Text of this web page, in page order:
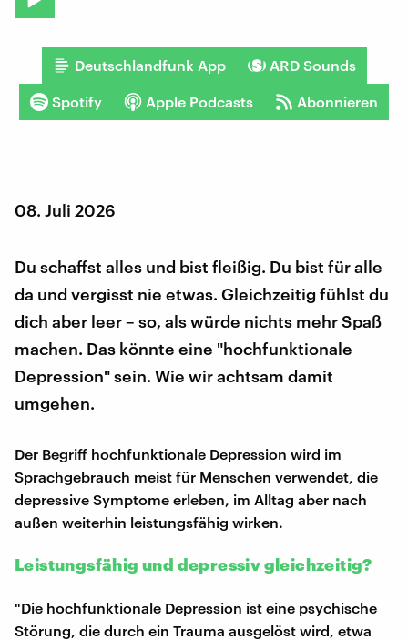
Deutschlandfunk App ARD Sounds
Spotify Apple Podcasts Abonnieren
08. Juli 2026
Du schaffst alles und bist fleißig. Du bist für alle
da und vergisst nie etwas. Gleichzeitig fühlst du
dich aber leer – so, als würde nichts mehr Spaß
machen. Das könnte eine "hochfunktionale
Depression" sein. Wie wir achtsam damit
umgehen.
Der Begriff hochfunktionale Depression wird im
Sprachgebrauch meist für Menschen verwendet, die
depressive Symptome erleben, im Alltag aber nach
außen weiterhin leistungsfähig wirken.
Leistungsfähig und depressiv gleichzeitig?
"Die hochfunktionale Depression ist eine psychische
Störung, die durch ein Trauma ausgelöst wird, etwa